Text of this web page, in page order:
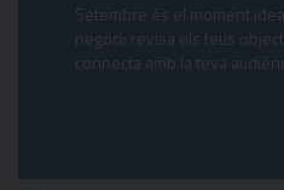
Setembre és el moment
negoci: revisa els teus
connecta amb la teva